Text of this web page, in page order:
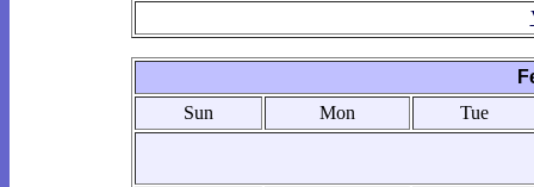
Sun
Mon Tue